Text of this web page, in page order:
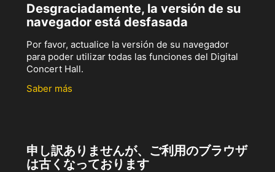
Desgraciadamente, la versión de su
navegador está desfasada
Por favor, actualice la versión de su navegador
para poder utilizar todas las funciones del Digital
Concert Hall.
Saber más
申し訳ありませんが、ご利用のブラウザ
は古くなっております